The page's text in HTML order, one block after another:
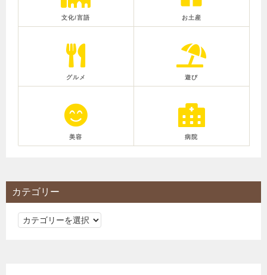
文化/言語 お土産
グルメ 遊び
美容 病院
カテゴリー
カ